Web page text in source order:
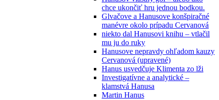
chce ukončiť hru jednou bodkou.
Glvačove a Hanusove konšpiračné
manévre okolo prípadu Cervanová
niekto dal Hanusovi knihu – vtlačil
mu ju do ruky
Hanusove nepravdy ohľadom kauzy
Cervanová (upravené)
Hanus usvedčuje Klimenta zo lži
Investigatívne a analytické –
klamstvá Hanusa
Martin Hanus